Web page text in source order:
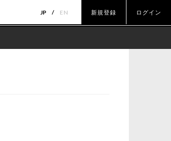
JP EN 新規登録 ログイン